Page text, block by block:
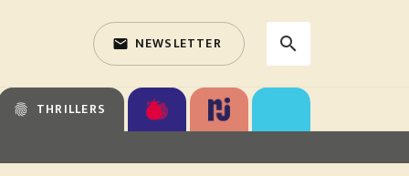
email NEWSLETTER search
fingerprint THRILLERS
search